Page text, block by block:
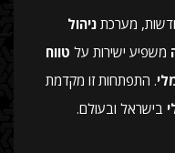
חדשות, מערכת ניהול
משפיע ישירות על טווח
. התפתחות זו מקדמת
בישראל ובעולם.